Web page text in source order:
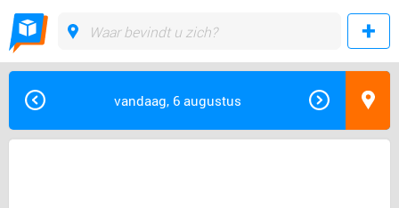
vandaag, 6 augustus